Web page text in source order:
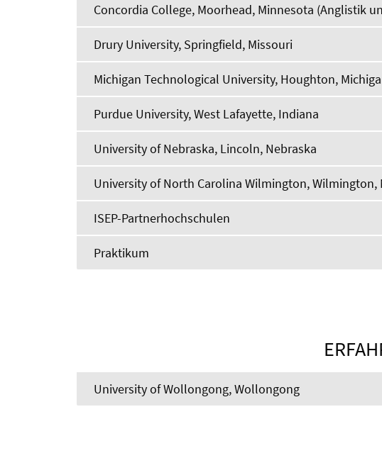
Concordia College, Moorhead, Minnesota (Anglistik
Drury University, Springfield, Missouri
Michigan Technological University, Houghton,
Purdue University, West Lafayette, Indiana
University of Nebraska, Lincoln, Nebraska
University of North Carolina Wilmington, Wilmington,
ISEP-Partnerhochschulen
Praktikum
University of Wollongong, Wollongong